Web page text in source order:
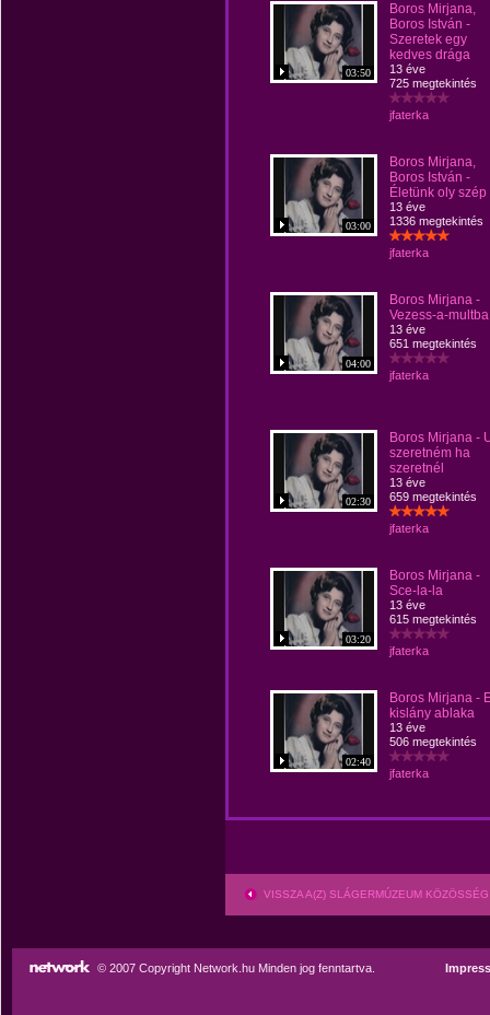
03:50
Boros Mirjana,
Boros István -
Szeretek egy
kedves drága
13 éve
725 megtekintés
jfaterka
03:00
Boros Mirjana,
Boros István -
Életünk oly szép
13 éve
1336 megtekintés
jfaterka
04:00
Boros Mirjana -
Vezess-a-multba
13 éve
651 megtekintés
jfaterka
02:30
Boros Mirjana -
szeretném ha
szeretnél
13 éve
659 megtekintés
jfaterka
03:20
Boros Mirjana -
Sce-la-la
13 éve
615 megtekintés
jfaterka
02:40
Boros Mirjana -
kislány ablaka
13 éve
506 megtekintés
jfaterka
VISSZA A(Z) SLÁGERMÚZEUM
© 2007 Copyright Network.hu Minden jog fenntartva.